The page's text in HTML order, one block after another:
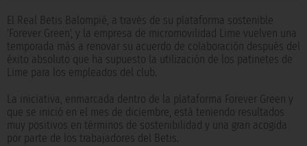
El Real Betis Balompié, a través de su plataforma sostenible
'Forever Green', y la empresa de micromovilidad Lime vuelven una
temporada más a renovar su acuerdo de colaboración después del
éxito absoluto que ha supuesto la utilización de los patinetes de
Lime para los empleados del club.
La iniciativa, enmarcada dentro de la plataforma Forever Green y
que se inició en el mes de diciembre, está teniendo resultados
muy positivos en términos de sostenibilidad y una gran acogida
por parte de los trabajadores del Betis.